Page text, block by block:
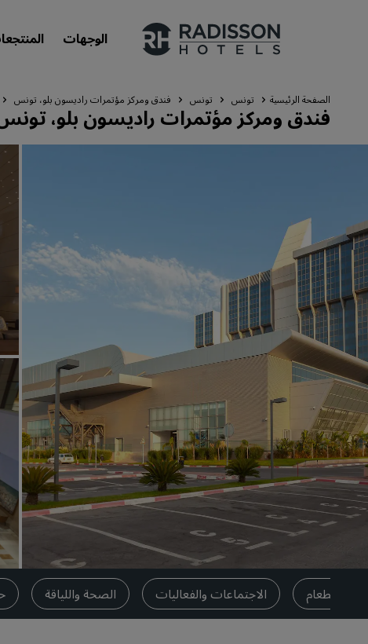
الوجهات
علاماتنا التجارية
العلامات التجارية التابعة في الصين
الصفحة الرئيسية تونس تونس فندق ومركز مؤتمرات راديسون بلو، تونس
فندق ومركز مؤتمرات راديسون بلو،
تناول الطعام الاجتماعات والفعاليات الصحة واللياقة